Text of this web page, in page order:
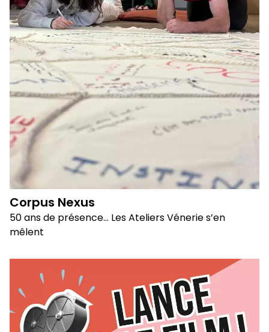
Corpus Nexus
50 ans de présence… Les Ateliers Vénerie s’en
mêlent